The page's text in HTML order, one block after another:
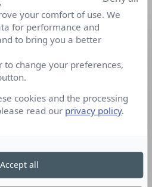
spéciaux en Nouvelle-
TEMPLIER,
Moto depuis le dimanche 21
:Marion JOLLES
Pierre GAGICK.
Morning New Zealand’
de rugby. Par ailleurs,
your comfort of use. We
for performance and
to bring you a better
change your preferences,
cookies and the processing
read our privacy policy.
Accept all